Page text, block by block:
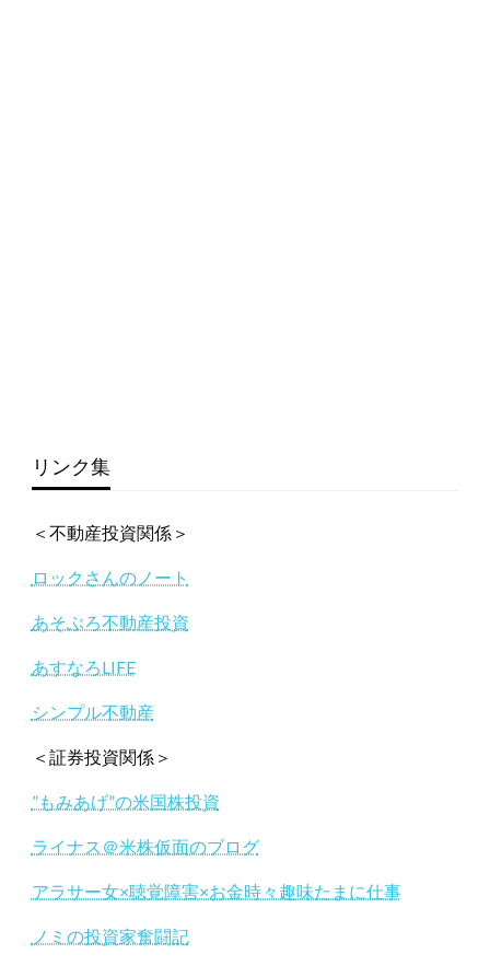
リンク集
＜不動産投資関係＞
ロックさんのノート
あそぶろ不動産投資
あすなろLIFE
シンプル不動産
＜証券投資関係＞
”もみあげ”の米国株投資
ライナス＠米株仮面のブログ
アラサー女×聴覚障害×お金時々趣味たまに仕事
ノミの投資家奮闘記